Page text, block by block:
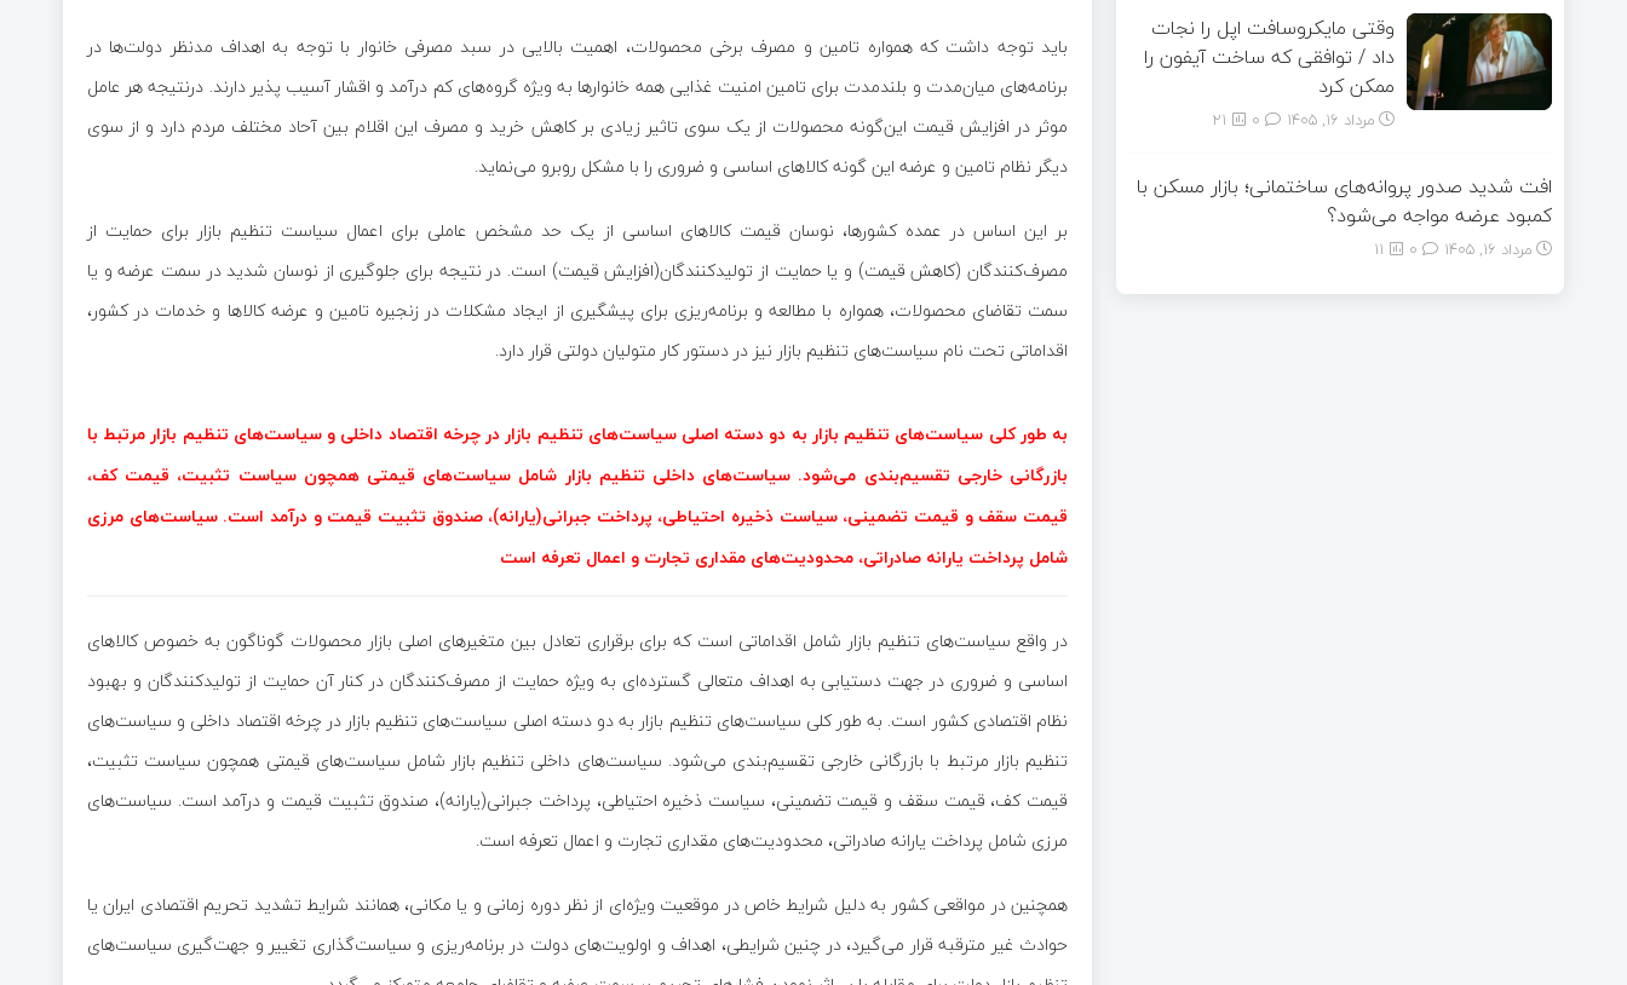
باید توجه داشت که همواره تامین و مصرف برخی محصولات، اهمیت بالایی در سبد مصرفی خانوار با توجه به اهداف مدنظر دولت‌ها در
برنامه‌های میان‌مدت و بلندمدت برای تامین امنیت غذایی همه خانوارها به ویژه گروه‌های کم درآمد و اقشار آسیب پذیر دارند. درنتیجه هر عامل
موثر در افزایش قیمت این‌گونه محصولات از یک سوی تاثیر زیادی بر کاهش خرید و مصرف این اقلام بین آحاد مختلف مردم دارد و از سوی
دیگر نظام تامین و عرضه این گونه کالاهای اساسی و ضروری را با مشکل روبرو می‌نماید.
بر این اساس در عمده کشورها، نوسان قیمت کالاهای اساسی از یک حد مشخص عاملی برای اعمال سیاست تنظیم بازار برای حمایت از
مصرف‌کنندگان (کاهش قیمت) و یا حمایت از تولیدکنندگان(افزایش قیمت) است. در نتیجه برای جلوگیری از نوسان شدید در سمت عرضه و یا
سمت تقاضای محصولات، همواره با مطالعه و برنامه‌ریزی برای پیشگیری از ایجاد مشکلات در زنجیره تامین و عرضه کالاها و خدمات در کشور،
اقداماتی تحت نام سیاست‌های تنظیم بازار نیز در دستور کار متولیان دولتی قرار دارد.
به طور کلی سیاست‌های تنظیم بازار به دو دسته اصلی سیاست‌های تنظیم بازار در چرخه اقتصاد داخلی و سیاست‌های تنظیم بازار مرتبط با
بازرگانی خارجی تقسیم‌بندی می‌شود. سیاست‌های داخلی تنظیم بازار شامل سیاست‌های قیمتی همچون سیاست تثبیت، قیمت کف،
قیمت سقف و قیمت تضمینی، سیاست ذخیره احتیاطی، پرداخت جبرانی(یارانه)، صندوق تثبیت قیمت و درآمد است. سیاست‌های مرزی
شامل پرداخت یارانه صادراتی، محدودیت‌های مقداری تجارت و اعمال تعرفه است
در واقع سیاست‌های تنظیم بازار شامل اقداماتی است که برای برقراری تعادل بین متغیرهای اصلی بازار محصولات گوناگون به خصوص کالاهای
اساسی و ضروری در جهت دستیابی به اهداف متعالی گسترده‌ای به ویژه حمایت از مصرف‌کنندگان در کنار آن حمایت از تولیدکنندگان و بهبود
نظام اقتصادی کشور است. به طور کلی سیاست‌های تنظیم بازار به دو دسته اصلی سیاست‌های تنظیم بازار در چرخه اقتصاد داخلی و سیاست‌های
تنظیم بازار مرتبط با بازرگانی خارجی تقسیم‌بندی می‌شود. سیاست‌های داخلی تنظیم بازار شامل سیاست‌های قیمتی همچون سیاست تثبیت،
قیمت کف، قیمت سقف و قیمت تضمینی، سیاست ذخیره احتیاطی، پرداخت جبرانی(یارانه)، صندوق تثبیت قیمت و درآمد است. سیاست‌های
مرزی شامل پرداخت یارانه صادراتی، محدودیت‌های مقداری تجارت و اعمال تعرفه است.
همچنین در مواقعی کشور به دلیل شرایط خاص در موقعیت ویژه‌ای از نظر دوره زمانی و یا مکانی، همانند شرایط تشدید تحریم اقتصادی ایران یا
حوادث غیر مترقبه قرار می‌گیرد، در چنین شرایطی، اهداف و اولویت‌های دولت در برنامه‌ریزی و سیاست‌گذاری تغییر و جهت‌گیری سیاست‌های
وقتی مایکروسافت اپل را نجات
داد / توافقی که ساخت آیفون را
ممکن کرد
مرداد ۱۶, ۱۴۰۵ 21
افت شدید صدور پروانه‌های ساختمانی؛ بازار مسکن با
کمبود عرضه مواجه می‌شود؟
مرداد ۱۶, ۱۴۰۵ 11